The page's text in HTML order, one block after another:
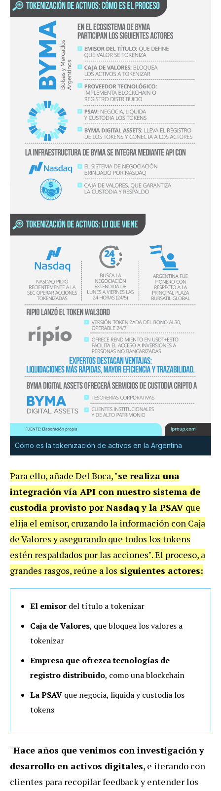
Cómo es la tokenización de activos en la Argentina
Para ello, añade Del Boca, "se realiza una
integración vía API con nuestro sistema de
custodia provisto por Nasdaq y la PSAV que
elija el emisor, cruzando la información con Caja
de Valores y asegurando que todos los tokens
estén respaldados por las acciones". El proceso, a
grandes rasgos, reúne a los siguientes actores:
El emisor del título a tokenizar
Caja de Valores, que bloquea los valores a
tokenizar
Empresa que ofrezca tecnologías de
registro distribuido, como una blockchain
La PSAV que negocia, liquida y custodia los
tokens
"Hace años que venimos con investigación y
desarrollo en activos digitales, e iterando con
clientes para recopilar feedback y entender los